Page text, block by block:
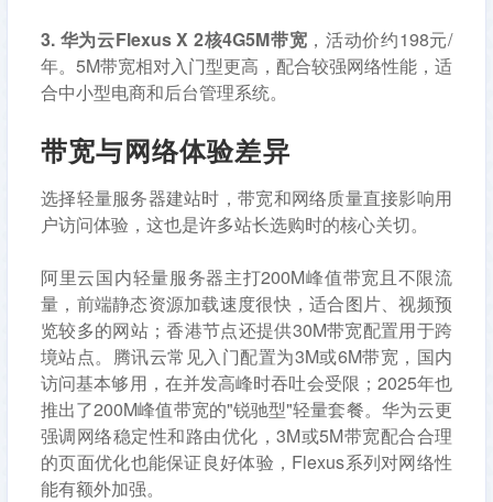
3. 华为云Flexus X 2核4G5M带宽 ，活动价约198元/
年。5M带宽相对入门型更高，配合较强网络性能，适
合中小型电商和后台管理系统。
带宽与网络体验差异
选择轻量服务器建站时，带宽和网络质量直接影响用
户访问体验，这也是许多站长选购时的核心关切。
阿里云国内轻量服务器主打200M峰值带宽且不限流
量，前端静态资源加载速度很快，适合图片、视频预
览较多的网站；香港节点还提供30M带宽配置用于跨
境站点。腾讯云常见入门配置为3M或6M带宽，国内
访问基本够用，在并发高峰时吞吐会受限；2025年也
推出了200M峰值带宽的"锐驰型"轻量套餐。华为云更
强调网络稳定性和路由优化，3M或5M带宽配合合理
的页面优化也能保证良好体验，Flexus系列对网络性
能有额外加强。